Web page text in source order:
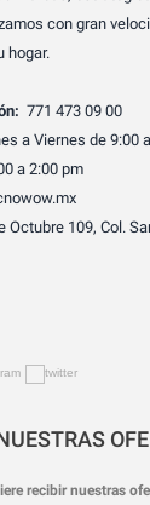
con gran
hogar.
771 473 09 00
a Viernes de 9:00
a 2:00 pm
Octubre 109, Col.
recibir nuestras